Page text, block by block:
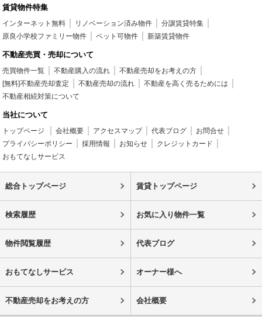
賃貸物件特集
インターネット無料 リノベーション済み物件
分譲賃貸特集
原良小学校ファミリー物件
ペット可物件 新築賃貸物件
不動産売買・売却について
売買物件一覧 不動産購入の流れ
不動産売却をお考えの方
[無料]不動産売却査定
不動産売却の流れ
不動産を高く売るためには
不動産相続対策について
当社について
トップページ 会社概要 アクセスマップ 代表ブログ
お問合せ
プライバシーポリシー
採用情報 お知らせ
クレジットカード
おもてなしサービス
総合トップページ 賃貸トップページ
検索履歴 お気に入り物件一覧
物件閲覧履歴 代表ブログ
おもてなしサービス オーナー様へ
不動産売却をお考えの方 会社概要